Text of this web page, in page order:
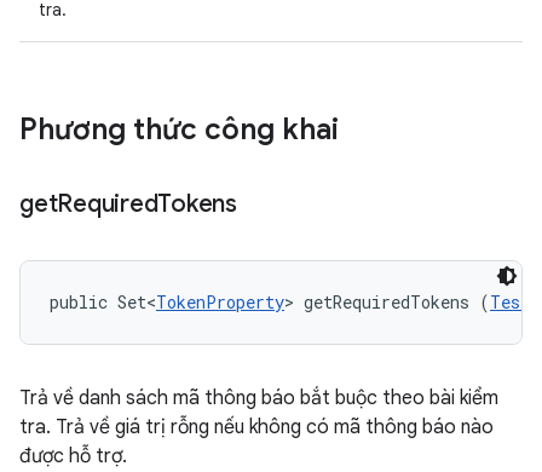
tra.
Phương thức công khai
getRequiredTokens
public Set<TokenProperty> getRequiredTokens (
Trả về danh sách mã thông báo bắt buộc theo bài kiểm
tra. Trả về giá trị rỗng nếu không có mã thông báo nào
được hỗ trợ.